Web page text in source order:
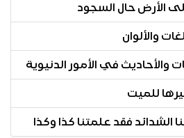
الأرض حال السجود
والألوان
والأحاديث في الأمور الدنيوية
للميت
الشدائد فقد علمتنا كذا وكذا